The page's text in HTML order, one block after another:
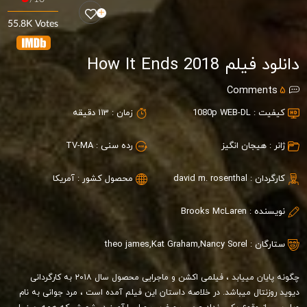
55.8K Votes
دانلود فیلم How It Ends 2018
5
Comments
کیفیت : 1080p WEB-DL زمان : 113 دقیقه
ژانر : هیجان انگیز رده سنی : TV-MA
کارگردان : david m. rosenthal محصول کشور : آمریکا
نویسنده : Brooks McLaren
ستارگان : theo james,Kat Graham,Nancy Sorel
چگونه پایان می‎یابد ، فیلمی اکشن و ماجرایی محصول سال ۲۰۱۸ به کارگردانی
دیوید روزنتال می‎باشد. در خلاصه داستان این فیلم آمده است ، مرد جوانی به نام